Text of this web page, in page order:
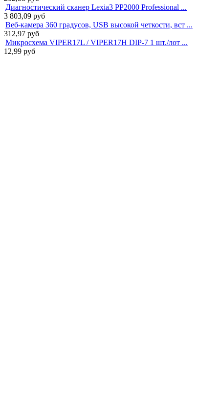
Диагностический сканер Lexia3 PP2000 Professional ...
3 803,09 руб
Веб-камера 360 градусов, USB высокой четкости, вст ...
312,97 руб
Микросхема VIPER17L / VIPER17H DIP-7 1 шт./лот ...
12,99 руб